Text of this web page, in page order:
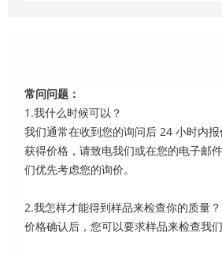
常问问题：
1.我什么时候可以？
我们通常在收到您的询问后 24 小时内
获得价格，请致电我们或在您的电子邮
们优先考虑您的询价。
2.我怎样才能得到样品来检查你的质量？
价格确认后，您可以要求样品来检查我们